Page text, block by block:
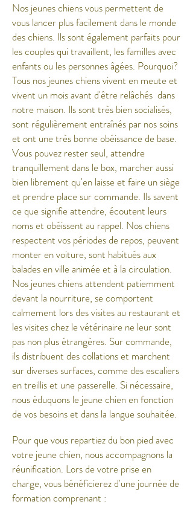
Nos jeunes chiens vous permettent de
vous lancer plus facilement dans le monde
des chiens. Ils sont également parfaits pour
les couples qui travaillent, les familles avec
enfants ou les personnes âgées. Pourquoi?
Tous nos jeunes chiens vivent en meute et
vivent un mois avant d'être relâchés dans
notre maison. Ils sont très bien socialisés,
sont régulièrement entraînés par nos soins
et ont une très bonne obéissance de base.
Vous pouvez rester seul, attendre
tranquillement dans le box, marcher aussi
bien librement qu'en laisse et faire un siège
et prendre place sur commande. Ils savent
ce que signifie attendre, écoutent leurs
noms et obéissent au rappel. Nos chiens
respectent vos périodes de repos, peuvent
monter en voiture, sont habitués aux
balades en ville animée et à la circulation.
Nos jeunes chiens attendent patiemment
devant la nourriture, se comportent
calmement lors des visites au restaurant et
les visites chez le vétérinaire ne leur sont
pas non plus étrangères. Sur commande,
ils distribuent des collations et marchent
sur diverses surfaces, comme des escaliers
en treillis et une passerelle. Si nécessaire,
nous éduquons le jeune chien en fonction
de vos besoins et dans la langue souhaitée.
Pour que vous repartiez du bon pied avec
votre jeune chien, nous accompagnons la
réunification. Lors de votre prise en
charge, vous bénéficierez d'une journée de
formation comprenant :